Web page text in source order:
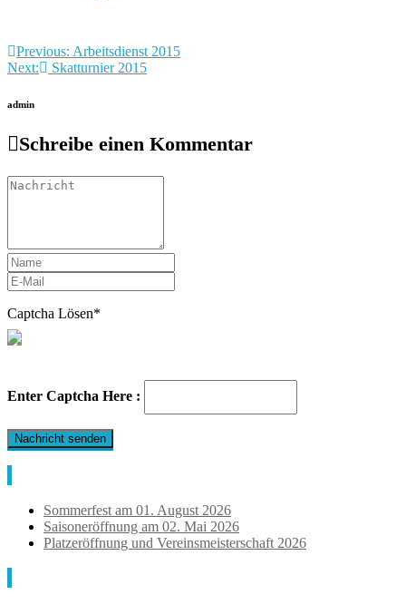
Beitragsnavigation
Previous: Arbeitsdienst 2015
Next:
Skatturnier 2015
admin
Schreibe einen Kommentar
Captcha Lösen*
Enter Captcha Here :
Sommerfest am 01. August 2026
Saisoneröffnung am 02. Mai 2026
Platzeröffnung und Vereinsmeisterschaft 2026